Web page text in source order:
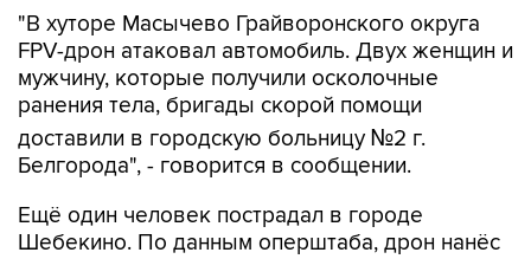
"В хуторе Масычево Грайворонского округа
FPV-дрон атаковал автомобиль. Двух женщин и
мужчину, которые получили осколочные
ранения тела, бригады скорой помощи
доставили в городскую больницу №2 г.
Белгорода", - говорится в сообщении.
Ещё один человек пострадал в городе
Шебекино. По данным оперштаба, дрон нанёс